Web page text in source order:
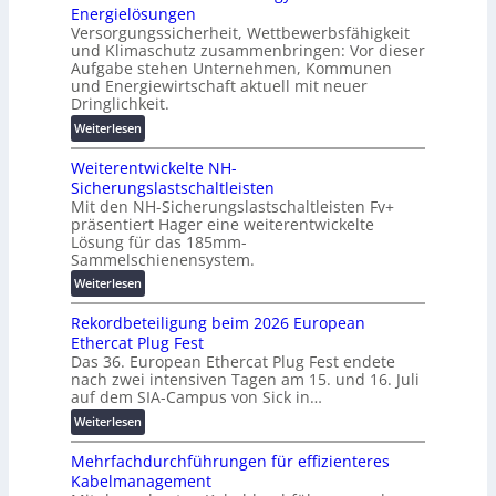
ö
s
u
n
g
e
n
u
n
d
d
i
g
i
t
a
l
e
T
r
a
n
s
p
a
r
e
n
z
s
c
h
i
n
e
n
b
a
u
:
F
o
r
s
h
u
n
g
s
f
r
d
Energielösungen
Versorgungssicherheit, Wettbewerbsfähigkeit
und Klimaschutz zusammenbringen: Vor dieser
Aufgabe stehen Unternehmen, Kommunen
und Energiewirtschaft aktuell mit neuer
Dringlichkeit.
Weiterlesen:
V
o
l
t
a
-
X
2
0
2
7
w
i
r
d
z
u
m
Weiterentwickelte NH-
Sicherungslastschaltleisten
Mit den NH-Sicherungslastschaltleisten Fv+
präsentiert Hager eine weiterentwickelte
Lösung für das 185mm-
Sammelschienensystem.
Weiterlesen:
W
e
i
t
e
r
e
n
t
w
Rekordbeteiligung beim 2026 European
Ethercat Plug Fest
Das 36. European Ethercat Plug Fest endete
nach zwei intensiven Tagen am 15. und 16. Juli
auf dem SIA-Campus von Sick in…
Weiterlesen:
R
e
k
Mehrfachdurchführungen für effizienteres
Kabelmanagement